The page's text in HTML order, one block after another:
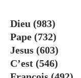
Dieu (983)
Pape (732)
Jesus (603)
C’est (546)